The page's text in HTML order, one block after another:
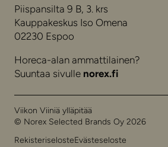
Piispansilta 9 B, 3. krs
Kauppakeskus Iso Omena
02230 Espoo
Horeca-alan ammattilainen?
Suuntaa sivulle norex.fi
Viikon Viiniä ylläpitää
© Norex Selected Brands Oy 2026
RekisteriselosteEvästeseloste